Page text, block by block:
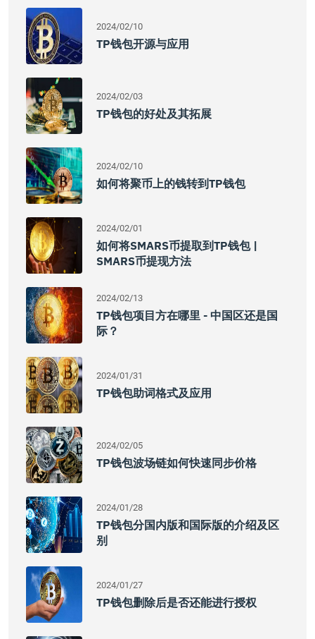
2024/02/10
TP钱包开源与应用
2024/02/03
TP钱包的好处及其拓展
2024/02/10
如何将聚币上的钱转到TP钱包
2024/02/01
如何将SMARS币提取到TP钱包 |
SMARS币提现方法
2024/02/13
TP钱包项目方在哪里 - 中国区还是国
际？
2024/01/31
TP钱包助词格式及应用
2024/02/05
TP钱包波场链如何快速同步价格
2024/01/28
TP钱包分国内版和国际版的介绍及区
别
2024/01/27
TP钱包删除后是否还能进行授权